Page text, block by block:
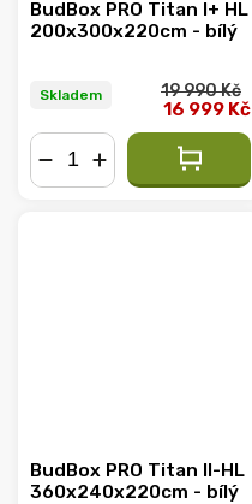
BudBox PRO Titan I+ HL
200x300x220cm - bílý
Skladem 19 990 Kč
16 999 Kč
BudBox PRO Titan II-HL
360x240x220cm - bílý